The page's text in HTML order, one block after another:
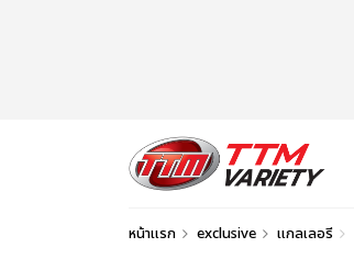
หน้าแรก exclusive แกลเลอรี